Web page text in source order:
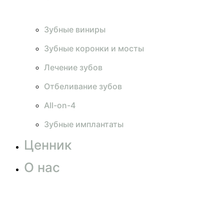
Зубные виниры
Зубные коронки и мосты
Лечение зубов
Отбеливание зубов
All-on-4
Зубные имплантаты
Ценник
О нас